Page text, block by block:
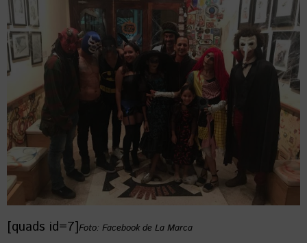
[quads id=7]Foto: Facebook de La Marca